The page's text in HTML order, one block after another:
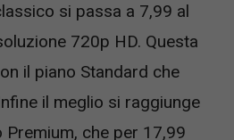
si passa a 7,99 al
720p HD. Questa
il piano Standard che
il meglio si raggiunge
Premium, che per 17,99